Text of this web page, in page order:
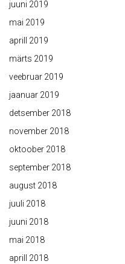
juuni 2019
mai 2019
aprill 2019
märts 2019
veebruar 2019
jaanuar 2019
detsember 2018
november 2018
oktoober 2018
september 2018
august 2018
juuli 2018
juuni 2018
mai 2018
aprill 2018